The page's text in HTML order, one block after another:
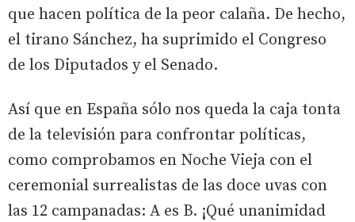
que hacen política de la peor calaña. De hecho,
el tirano Sánchez, ha suprimido el Congreso
de los Diputados y el Senado.
Así que en España sólo nos queda la caja tonta
de la televisión para confrontar políticas,
como comprobamos en Noche Vieja con el
ceremonial surrealistas de las doce uvas con
las 12 campanadas: A es B. ¡Qué unanimidad